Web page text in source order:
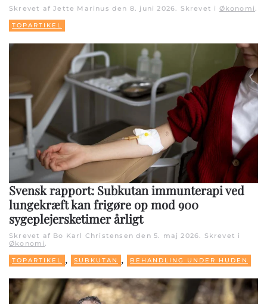
Skrevet af Jette Marinus den 8. juni 2026. Skrevet i Økonomi.
TOPARTIKEL
Svensk rapport: Subkutan immunterapi ved
lungekræft kan frigøre op mod 900
sygeplejersketimer årligt
Skrevet af Bo Karl Christensen den 5. maj 2026. Skrevet i
Økonomi.
TOPARTIKEL , SUBKUTAN , BEHANDLING UNDER HUDEN